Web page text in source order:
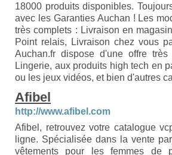
18000 produits disponibles.
avec les Garanties Auchan ! Les
très complets : Livraison en
Point relais, Livraison chez vous
Auchan.fr dispose d'une offre
Lingerie, aux produits high tech en
ou les jeux vidéos, et bien d'autres
Afibel
http://www.afibel.com
Afibel, retrouvez votre catalogue
ligne. Spécialisée dans la vente
vêtements pour les femmes